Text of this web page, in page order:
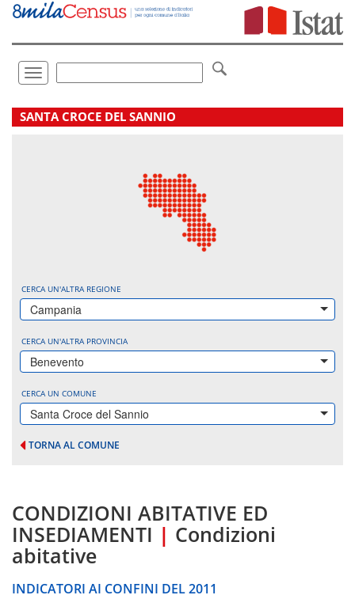
Vai
direttamente
Toggle
navigation
.
SANTA CROCE DEL SANNIO
CERCA UN'ALTRA REGIONE
Campania
CERCA UN'ALTRA PROVINCIA
Benevento
CERCA UN COMUNE
Santa Croce del Sannio
TORNA AL COMUNE
CONDIZIONI ABITATIVE ED
INSEDIAMENTI | Condizioni
abitative
INDICATORI AI CONFINI DEL 2011